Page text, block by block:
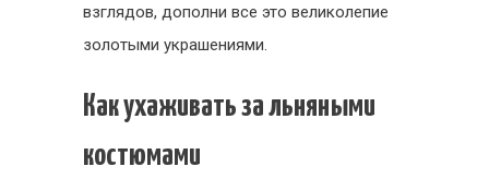
взглядов, дополни все это великолепие
золотыми украшениями.
Как ухаживать за льняными
костюмами